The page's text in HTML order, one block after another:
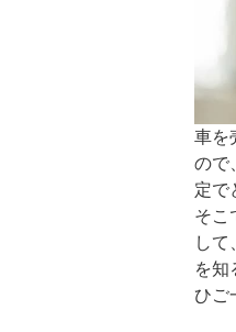
車を
ので
定で
そこ
し
を知
ひご